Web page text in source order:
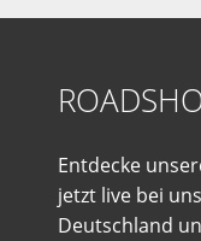
Entdecke
jetzt live bei
Deutschland